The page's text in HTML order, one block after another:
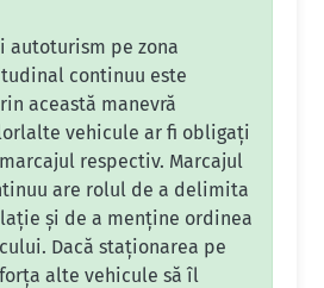
autoturism pe zona
continuu este
această manevră
vehicule ar fi obligați
respectiv. Marcajul
are rolul de a delimita
și de a menține ordinea
Dacă staționarea pe
alte vehicule să îl